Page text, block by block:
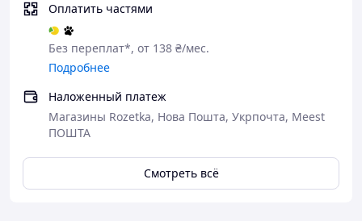
Оплатить частями
Без переплат*, от 138 ₴/мес.
Подробнее
Наложенный платеж
Магазины Rozetka, Нова Пошта, Укрпочта, Meest
ПОШТА
Смотреть всё